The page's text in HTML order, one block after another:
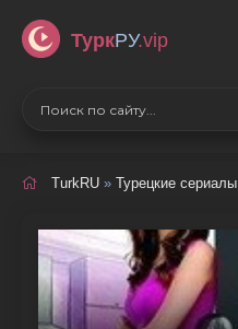
ТуркРУ.vip
TurkRU » Турецкие сериалы